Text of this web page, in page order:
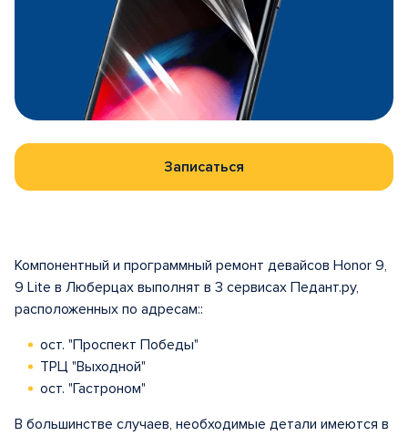
Записаться
Компонентный и программный ремонт девайсов Honor 9,
9 Lite в Люберцах выполнят в 3 сервисах Педант.ру,
расположенных по адресам::
ост. "Проспект Победы"
ТРЦ "Выходной"
ост. "Гастроном"
В большинстве случаев, необходимые детали имеются в